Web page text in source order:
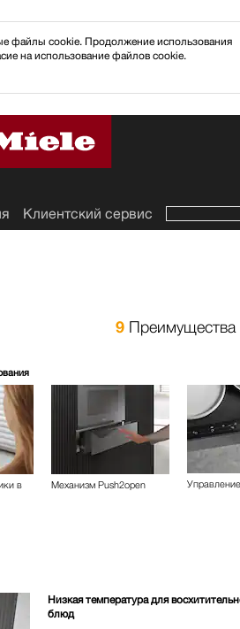
файлы cookie. Продолжение использования
на использование файлов cookie.
9 Преимущества
в
Механизм Push2open
Низкая температура для
блюд
Клиентский сервис